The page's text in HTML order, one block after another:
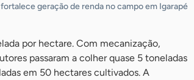
geração de renda no campo em Igarapé
por hectare. Com mecanização,
passaram a colher quase 5 toneladas
em 50 hectares cultivados. A